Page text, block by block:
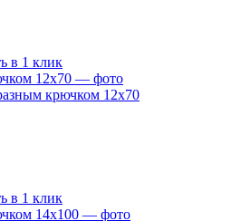
крючком 12х70